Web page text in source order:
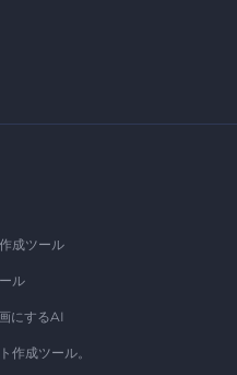
成ツール
ル
にするAI
作成ツール。